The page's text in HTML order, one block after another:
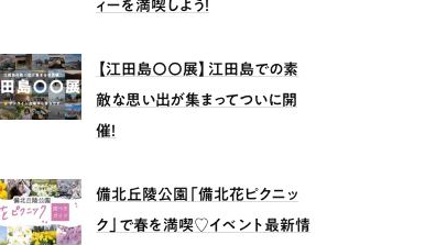
ィーを満喫しよう！
【江田島〇〇展】江田島での素
敵な思い出が集まってついに開
催！
備北丘陵公園「備北花ピクニッ
ク」で春を満喫♡イベント最新情